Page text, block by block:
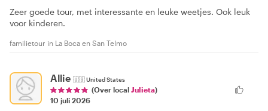
Zeer goede tour, met interessante en leuke weetjes. Ook leuk
voor kinderen.
familietour in La Boca en San Telmo
Allie 🇺🇸United States
(Over local Julieta)
10 juli 2026